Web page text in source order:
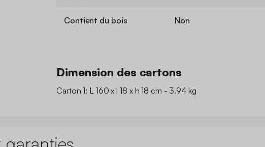
Contient du bois Non
Dimension des cartons
Carton 1: L 160 x l 18 x h 18 cm - 3.94 kg